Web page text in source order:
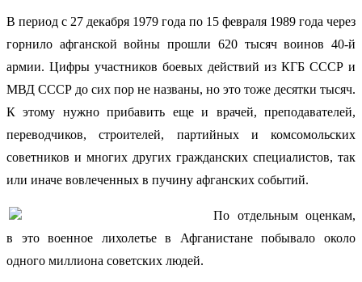
В период с 27 декабря 1979 года по 15 февраля 1989 года через
горнило афганской войны прошли 620 тысяч воинов 40-й
армии. Цифры участников боевых действий из КГБ СССР и
МВД СССР до сих пор не названы, но это тоже десятки тысяч.
К этому нужно прибавить еще и врачей, преподавателей,
переводчиков, строителей, партийных и комсомольских
советников и многих других гражданских специалистов, так
или иначе вовлеченных в пучину афганских событий.
По отдельным оценкам,
в это военное лихолетье в Афганистане побывало около
одного миллиона советских людей.